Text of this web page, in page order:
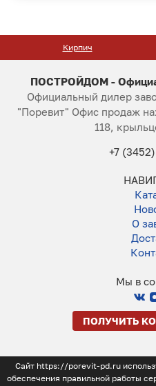
Силикатный блок
ПОСТРОЙДОМ -
Официальный дилер
"Поревит" Офис продаж
118,
+7
О
Мы в
ПОЛУЧИТЬ
Сайт https://porevit-pd.ru
обеспечения правильной работы